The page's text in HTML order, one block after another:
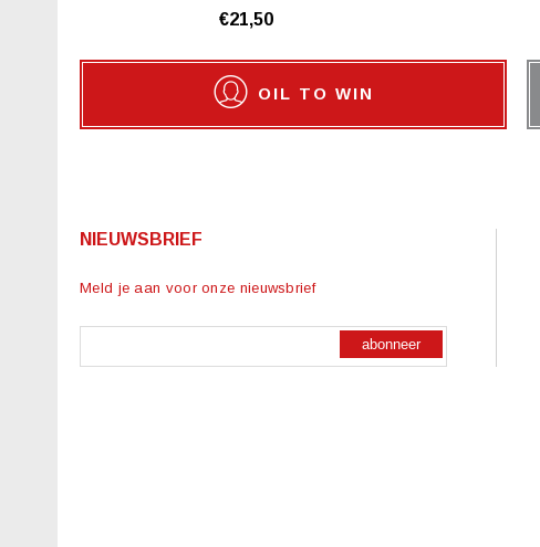
€21,50
OIL TO WIN
NIEUWSBRIEF
Meld je aan voor onze nieuwsbrief
abonneer